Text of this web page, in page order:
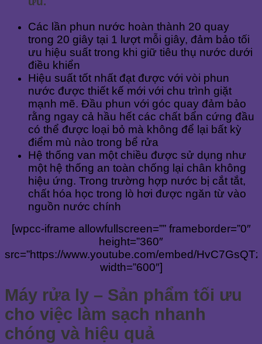
Các lần phun nước hoàn thành 20 quay
trong 20 giây tại 1 lượt mỗi giây, đảm bảo tối
ưu hiệu suất trong khi giữ tiêu thụ nước dưới
điều khiển
Hiệu suất tốt nhất đạt được với vòi phun
nước được thiết kế mới với chu trình giặt
mạnh mẽ. Đầu phun với góc quay đảm bảo
rằng ngay cả hầu hết các chất bẩn cứng đầu
có thể được loại bỏ mà không để lại bất kỳ
điểm mù nào trong bể rửa
Hệ thống van một chiều được sử dụng như
một hệ thống an toàn chống lại chân không
hiệu ứng. Trong trường hợp nước bị cắt tắt,
chất hóa học trong lò hơi được ngăn từ vào
nguồn nước chính
[wpcc-iframe allowfullscreen=”” frameborder=”0″
height=”360″
src=”https://www.youtube.com/embed/
width=”600″]
Máy rửa ly – Sản phẩm tối ưu
cho việc làm sạch nhanh
chóng và hiệu quả